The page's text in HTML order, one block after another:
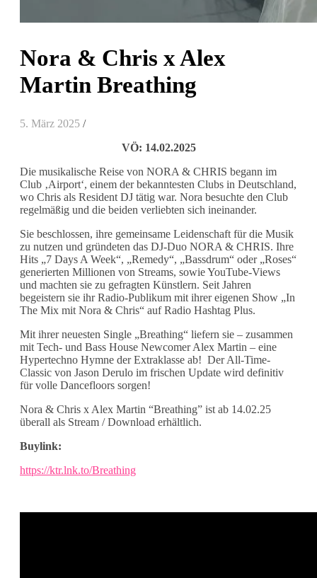
Nora & Chris x Alex
Martin Breathing
5. März 2025 /
VÖ: 14.02.2025
Die musikalische Reise von NORA & CHRIS begann im
Club ‚Airport‘, einem der bekanntesten Clubs in Deutschland,
wo Chris als Resident DJ tätig war. Nora besuchte den Club
regelmäßig und die beiden verliebten sich ineinander.
Sie beschlossen, ihre gemeinsame Leidenschaft für die Musik
zu nutzen und gründeten das DJ-Duo NORA & CHRIS. Ihre
Hits „7 Days A Week“, „Remedy“, „Bassdrum“ oder „Roses“
generierten Millionen von Streams, sowie YouTube-Views
und machten sie zu gefragten Künstlern. Seit Jahren
begeistern sie ihr Radio-Publikum mit ihrer eigenen Show „In
The Mix mit Nora & Chris“ auf Radio Hashtag Plus.
Mit ihrer neuesten Single „Breathing“ liefern sie – zusammen
mit Tech- und Bass House Newcomer Alex Martin – eine
Hypertechno Hymne der Extraklasse ab! Der All-Time-
Classic von Jason Derulo im frischen Update wird definitiv
für volle Dancefloors sorgen!
Nora & Chris x Alex Martin “Breathing” ist ab 14.02.25
überall als Stream / Download erhältlich.
Buylink:
https://ktr.lnk.to/Breathing